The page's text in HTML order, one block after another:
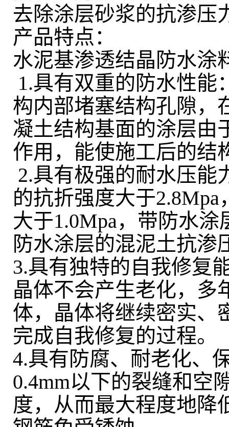
去除涂层砂浆的抗渗压
产品特点：
水泥基渗透结晶防水涂
1.具有双重的防水性能
构内部堵塞结构孔隙，
凝土结构基面的涂层由
作用，能使施工后的结
2.具有极强的耐水压能
的抗折强度大于
大于1.0Mpa，带防水
防水涂层的混泥土抗
3.具有独特的自我修复
晶体不会产生老化，多
体，晶体将继续密实、
完成自我修复的过程
4.具有防腐、耐老化、
0.4mm以下的裂缝和空
度，从而最大程度地降